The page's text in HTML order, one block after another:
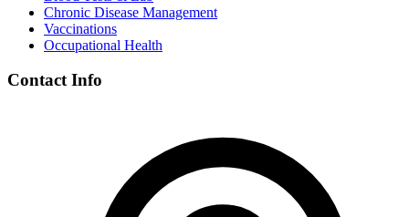
Chronic Disease Management
Vaccinations
Occupational Health
Contact Info